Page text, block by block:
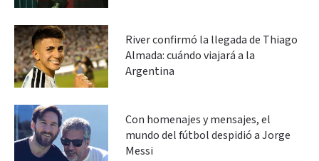
River confirmó la llegada de Thiago
Almada: cuándo viajará a la
Argentina
Con homenajes y mensajes, el
mundo del fútbol despidió a Jorge
Messi